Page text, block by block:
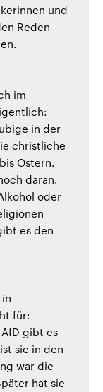
und
Reden
im
in der
christliche
Ostern.
daran.
oder
es den
für:
gibt es
sie in den
war die
hat sie